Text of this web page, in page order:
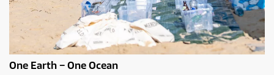
One Earth – One Ocean